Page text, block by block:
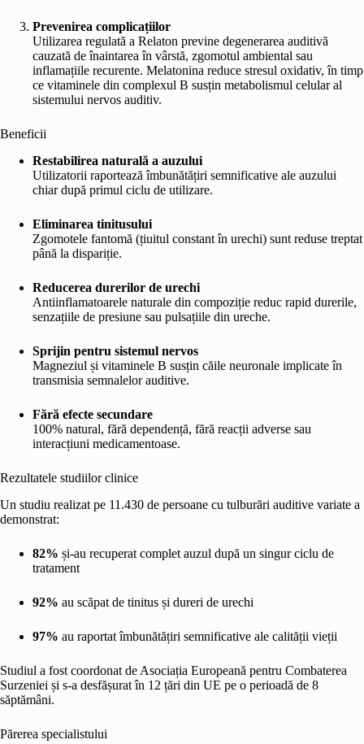
Prevenirea complicațiilor
Utilizarea regulată a Relaton previne degenerarea auditivă
cauzată de înaintarea în vârstă, zgomotul ambiental sau
inflamațiile recurente. Melatonina reduce stresul oxidativ, în timp
ce vitaminele din complexul B susțin metabolismul celular al
sistemului nervos auditiv.
Beneficii
Restabilirea naturală a auzului
Utilizatorii raportează îmbunătățiri semnificative ale auzului
chiar după primul ciclu de utilizare.
Eliminarea tinitusului
Zgomotele fantomă (țiuitul constant în urechi) sunt reduse treptat
până la dispariție.
Reducerea durerilor de urechi
Antiinflamatoarele naturale din compoziție reduc rapid durerile,
senzațiile de presiune sau pulsațiile din ureche.
Sprijin pentru sistemul nervos
Magneziul și vitaminele B susțin căile neuronale implicate în
transmisia semnalelor auditive.
Fără efecte secundare
100% natural, fără dependență, fără reacții adverse sau
interacțiuni medicamentoase.
Rezultatele studiilor clinice
Un studiu realizat pe 11.430 de persoane cu tulburări auditive variate a
demonstrat:
82% și-au recuperat complet auzul după un singur ciclu de
tratament
92% au scăpat de tinitus și dureri de urechi
97% au raportat îmbunătățiri semnificative ale calității vieții
Studiul a fost coordonat de Asociația Europeană pentru Combaterea
Surzeniei și s-a desfășurat în 12 țări din UE pe o perioadă de 8
săptămâni.
Părerea specialistului